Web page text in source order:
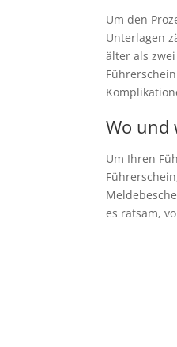
Um den
Unterlagen
älter als
Wo und
Um Ihren
es ratsam,